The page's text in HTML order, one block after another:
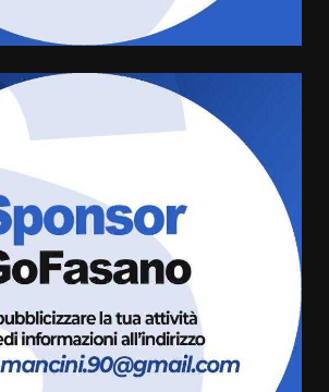
amarezza per esclusione dal
campionato di calcio”
7 Agosto 2026 06:00
Fasanese ferito a colpi di arma
da fuoco
6 Agosto 2026 18:13
Carta d’identità: continua il piano
di aperture straordinarie del
Comune di Fasano